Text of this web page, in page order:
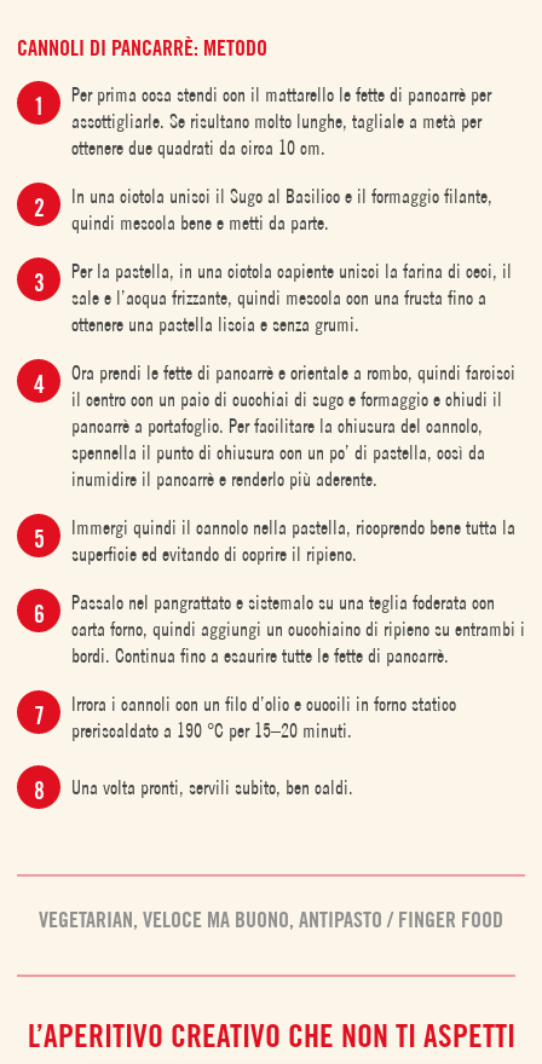
CANNOLI DI PANCARRÈ: METODO
Per prima cosa stendi con il mattarello le fette di pancarrè per
assottigliarle. Se risultano molto lunghe, tagliale a metà per
ottenere due quadrati da circa 10 cm.
In una ciotola unisci il Sugo al Basilico e il formaggio filante,
quindi mescola bene e metti da parte.
Per la pastella, in una ciotola capiente unisci la farina di ceci, il
sale e l’acqua frizzante, quindi mescola con una frusta fino a
ottenere una pastella liscia e senza grumi.
Ora prendi le fette di pancarrè e orientale a rombo, quindi farcisci
il centro con un paio di cucchiai di sugo e formaggio e chiudi il
pancarrè a portafoglio. Per facilitare la chiusura del cannolo,
spennella il punto di chiusura con un po’ di pastella, così da
inumidire il pancarrè e renderlo più aderente.
Immergi quindi il cannolo nella pastella, ricoprendo bene tutta la
superficie ed evitando di coprire il ripieno.
Passalo nel pangrattato e sistemalo su una teglia foderata con
carta forno, quindi aggiungi un cucchiaino di ripieno su entrambi i
bordi. Continua fino a esaurire tutte le fette di pancarrè.
Irrora i cannoli con un filo d’olio e cuocili in forno statico
preriscaldato a 190 °C per 15–20 minuti.
Una volta pronti, servili subito, ben caldi.
VEGETARIAN, VELOCE MA BUONO, ANTIPASTO / FINGER FOOD
L’APERITIVO CREATIVO CHE NON TI ASPETTI